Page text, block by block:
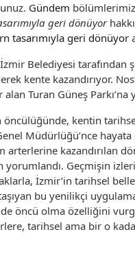
Gündem
geri dönüyor
tasarımıyla geri dönüyor
Belediyesi tarafından
kente kazandırıyor.
Turan Güneş Parkı’na
öncülüğünde, kentin
Müdürlüğü’nce
kazandırılan
Geçmişin
İzmir’in tarihsel
bu yenilikçi
öncü olma özelliğini
tarihsel ama bir o